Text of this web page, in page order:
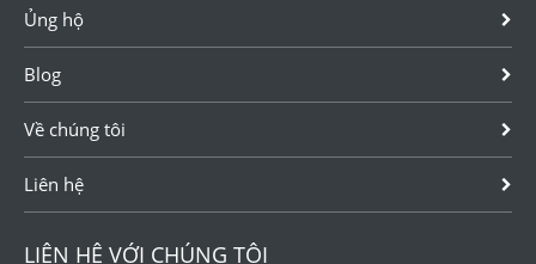
Ủng hộ
Blog
Về chúng tôi
Liên hệ
LIÊN HỆ VỚI CHÚNG TÔI